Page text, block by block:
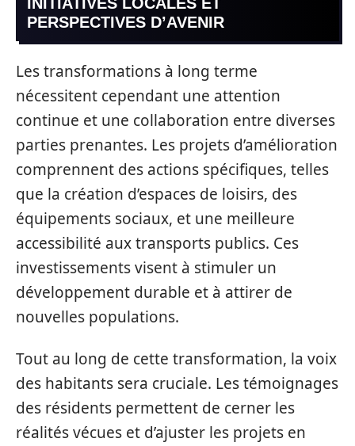
PERSPECTIVES D’AVENIR
Les transformations à long terme
nécessitent cependant une attention
continue et une collaboration entre diverses
parties prenantes. Les projets d’amélioration
comprennent des actions spécifiques, telles
que la création d’espaces de loisirs, des
équipements sociaux, et une meilleure
accessibilité aux transports publics. Ces
investissements visent à stimuler un
développement durable et à attirer de
nouvelles populations.
Tout au long de cette transformation, la voix
des habitants sera cruciale. Les témoignages
des résidents permettent de cerner les
réalités vécues et d’ajuster les projets en